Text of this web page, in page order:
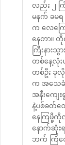
လည်း ၂
မနက် ခမ
က လေကြ
နေတာ။
ကြီးနား
တစ်နေ့လုံ
တစ်ဦး ခု
က အသေခံ
အနီးကျေ
နဲ့ပစ်ခတ်
နေကြဖို့ကို
နောက်ဆုံး
ဘက် ကြံတ